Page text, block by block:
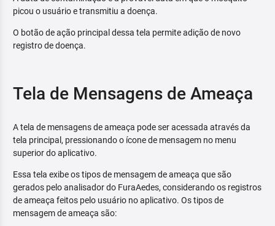
picou o usuário e transmitiu a doença.
O botão de ação principal dessa tela permite adição de novo
registro de doença.
Tela de Mensagens de Ameaça
A tela de mensagens de ameaça pode ser acessada através da
tela principal, pressionando o ícone de mensagem no menu
superior do aplicativo.
Essa tela exibe os tipos de mensagem de ameaça que são
gerados pelo analisador do FuraAedes, considerando os registros
de ameaça feitos pelo usuário no aplicativo. Os tipos de
mensagem de ameaça são: